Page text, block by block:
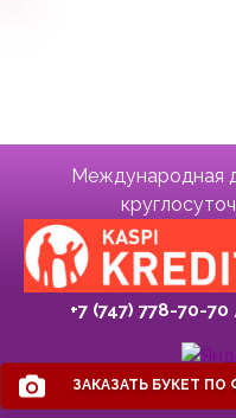
Международная
+7 (747) 778-70-70
ЗАКАЗАТЬ БУКЕТ ПО